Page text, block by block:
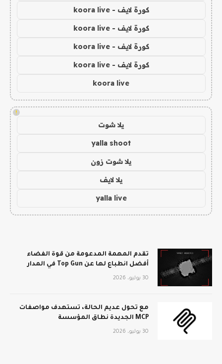
كورة لايف - koora live
كورة لايف - koora live
كورة لايف - koora live
كورة لايف - koora live
koora live
!
يلا شوت
yalla shoot
يلا شوت زون
يلا لايف
yalla live
تقدم المهمة المدعومة من قوة الفضاء
أفضل انطباع لها عن Top Gun في المدار
30 يوليو، 2026
مع تحول عديم الحالة، تستهدف مواصفات
MCP الجديدة نطاق المؤسسة
30 يوليو، 2026